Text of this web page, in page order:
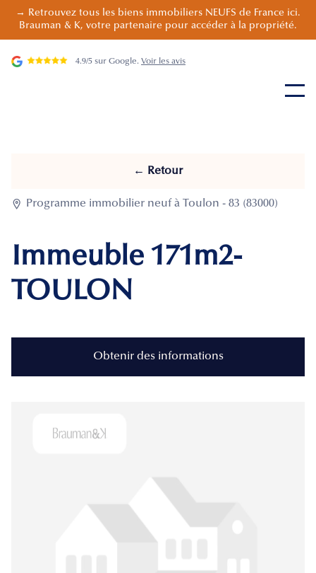
→ Retrouvez tous les biens immobiliers NEUFS de France ici.
Brauman & K, votre partenaire pour accéder à la propriété.
4.9/5 sur Google. Voir les avis
← Retour
 Programme immobilier neuf à Toulon - 83 (83000)
Immeuble 171m2-
TOULON
Obtenir des informations